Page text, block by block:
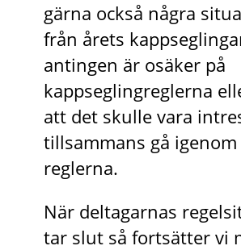
gärna också några
från årets
antingen är osäker på
kappseglingreglerna
att det skulle vara
tillsammans gå igenom
reglerna.
När deltagarnas
tar slut så fortsätter vi